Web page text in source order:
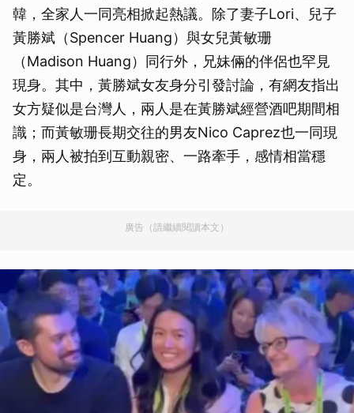
韓，全家人一同亮相掀起熱議。除了妻子Lori、兒子
黃勝斌（Spencer Huang）與女兒黃敏珊
（Madison Huang）同行外，兄妹倆的伴侶也罕見
現身。其中，黃勝斌女友身分引發討論，有網友指出
女方疑似是台灣人，兩人是在黃勝斌經營酒吧期間相
識；而黃敏珊長期交往的男友Nico Caprez也一同現
身，兩人被拍到互動親密、一路牽手，感情相當穩
定。
廣告（請繼續閱讀本文）